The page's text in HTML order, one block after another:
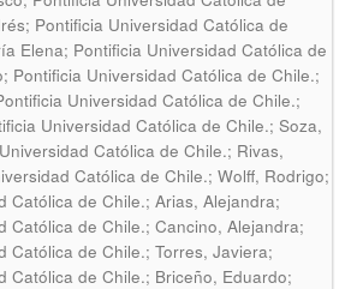
Pontificia Universidad Católica de
Elena; Pontificia Universidad Católica de
Pontificia Universidad Católica de Chile.;
Universidad Católica de Chile.;
Universidad Católica de Chile.; Soza,
Católica de Chile.; Rivas,
Católica de Chile.; Wolff, Rodrigo;
Católica de Chile.; Arias, Alejandra;
Católica de Chile.; Cancino, Alejandra;
Católica de Chile.; Torres, Javiera;
Católica de Chile.; Briceño, Eduardo;